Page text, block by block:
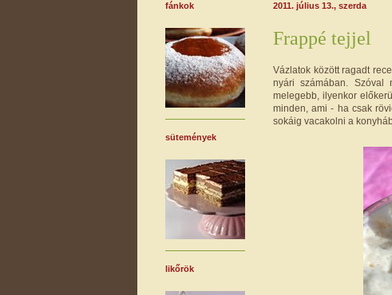
2011. július 13., szerda
Frappé tejjel
Vázlatok között ragadt
nyári számában. Szóval
melegebb, ilyenkor
minden, ami - ha csak
sokáig vacakolni a
fánkok
sütemények
likőrök